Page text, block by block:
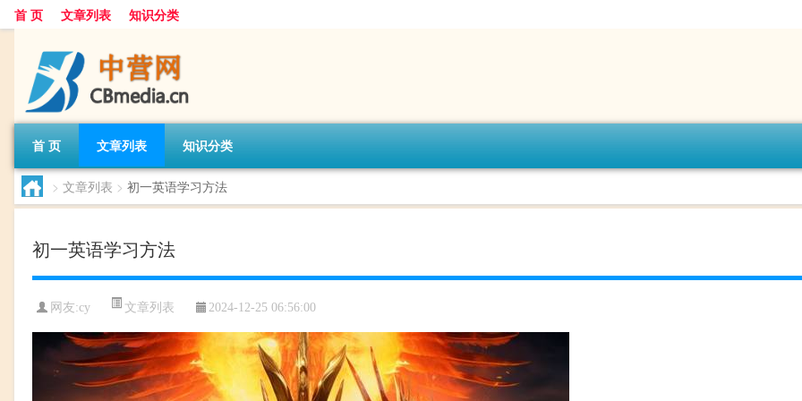
首 页 文章列表 知识分类
首 页 文章列表 知识分类
> 文章列表 > 初一英语学习方法
初一英语学习方法
网友:cy 文章列表 2024-12-25 06:56:00